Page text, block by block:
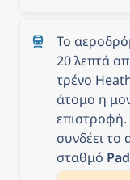
Το
20 λεπτά
τρένο
άτομο η
επιστροφή.
συνδέει το
σταθμό